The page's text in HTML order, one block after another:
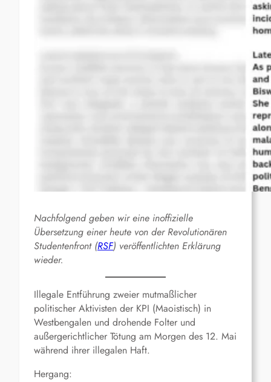
Nachfolgend geben wir eine inoffizielle
Übersetzung einer heute von der Revolutionären
Studentenfront (RSF) veröffentlichten Erklärung
wieder.
Illegale Entführung zweier mutmaßlicher
politischer Aktivisten der KPI (Maoistisch) in
Westbengalen und drohende Folter und
außergerichtlicher Tötung am Morgen des 12. Mai
während ihrer illegalen Haft.
Hergang: